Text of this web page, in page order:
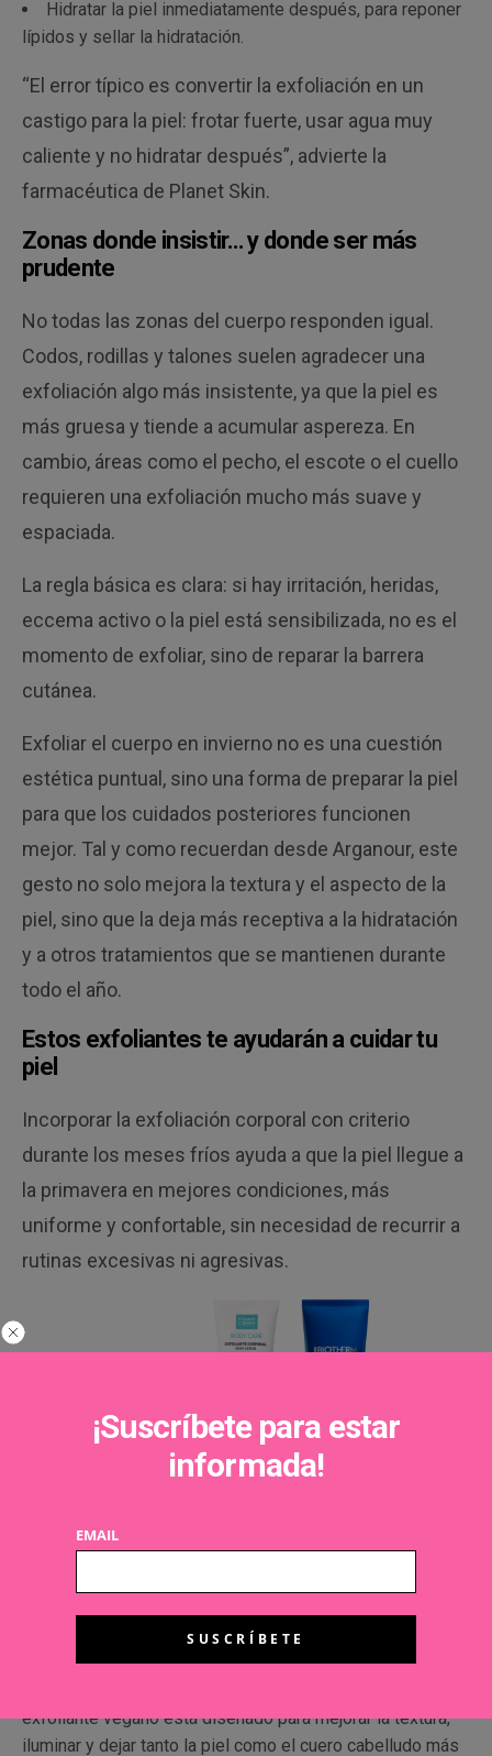
Hidratar la piel inmediatamente después, para reponer
lípidos y sellar la hidratación.
“El error típico es convertir la exfoliación en un
castigo para la piel: frotar fuerte, usar agua muy
caliente y no hidratar después”, advierte la
farmacéutica de Planet Skin.
Zonas donde insistir… y donde ser más
prudente
No todas las zonas del cuerpo responden igual.
Codos, rodillas y talones suelen agradecer una
exfoliación algo más insistente, ya que la piel es
más gruesa y tiende a acumular aspereza. En
cambio, áreas como el pecho, el escote o el cuello
requieren una exfoliación mucho más suave y
espaciada.
La regla básica es clara: si hay irritación, heridas,
eccema activo o la piel está sensibilizada, no es el
momento de exfoliar, sino de reparar la barrera
cutánea.
Exfoliar el cuerpo en invierno no es una cuestión
estética puntual, sino una forma de preparar la piel
para que los cuidados posteriores funcionen
mejor. Tal y como recuerdan desde Arganour, este
gesto no solo mejora la textura y el aspecto de la
piel, sino que la deja más receptiva a la hidratación
y a otros tratamientos que se mantienen durante
todo el año.
Estos exfoliantes te ayudarán a cuidar tu
piel
Incorporar la exfoliación corporal con criterio
durante los meses fríos ayuda a que la piel llegue a
la primavera en mejores condiciones, más
uniforme y confortable, sin necesidad de recurrir a
rutinas excesivas ni agresivas.
de Arencia
única tipo nube. Formulado con sal marina francesa y
piel. Su fragancia de Lavanda y Pera combina la dulzura de
la pera madura con la frescura relajante de la lavanda,
exfoliante vegano está diseñado para mejorar la textura,
iluminar y dejar tanto la piel como el cuero cabelludo más
¡Suscríbete para estar
informada!
EMAIL